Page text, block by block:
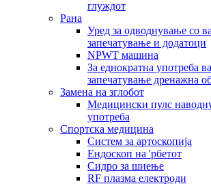
глуждот
Рана
Уред за одводнување со
запечатување и додатоци
NPWT машина
За еднократна употреба
запечатување дренажна
Замена на зглобот
Медицински пулс
употреба
Спортска медицина
Систем за артоскопија
Ендоскоп на 'рбетот
Сидро за шиење
RF плазма електроди